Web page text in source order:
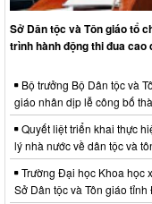
Sở Dân tộc và Tôn giáo tổ
trình hành động thi đua cao
Bộ trưởng Bộ Dân tộc và
giáo nhân dịp lễ công bố
Quyết liệt triển khai thực
lý nhà nước về dân tộc và
Trường Đại học Khoa học
Sở Dân tộc và Tôn giáo